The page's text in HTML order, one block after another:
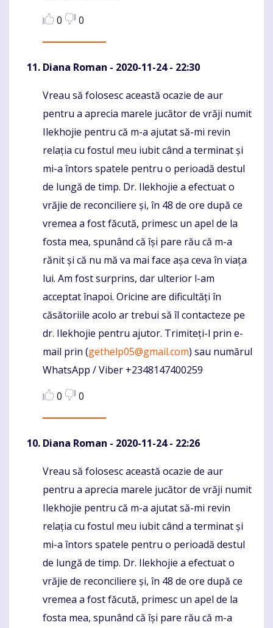
0
0
Diana Roman - 2020-11-24 - 22:30
Komentaras
Vreau să folosesc această ocazie de aur
pentru a aprecia marele jucător de vrăji numit
Ilekhojie pentru că m-a ajutat să-mi revin
relația cu fostul meu iubit când a terminat și
mi-a întors spatele pentru o perioadă destul
de lungă de timp. Dr. Ilekhojie a efectuat o
vrăjie de reconciliere și, în 48 de ore după ce
vremea a fost făcută, primesc un apel de la
fosta mea, spunând că își pare rău că m-a
rănit și că nu mă va mai face așa ceva în viața
lui. Am fost surprins, dar ulterior l-am
acceptat înapoi. Oricine are dificultăți în
căsătoriile acolo ar trebui să îl contacteze pe
dr. Ilekhojie pentru ajutor. Trimiteți-l prin e-
mail prin (gethelp05@gmail.com) sau numărul
WhatsApp / Viber +2348147400259
0
0
Diana Roman - 2020-11-24 - 22:26
Komentaras
Vreau să folosesc această ocazie de aur
pentru a aprecia marele jucător de vrăji numit
Ilekhojie pentru că m-a ajutat să-mi revin
relația cu fostul meu iubit când a terminat și
mi-a întors spatele pentru o perioadă destul
de lungă de timp. Dr. Ilekhojie a efectuat o
vrăjie de reconciliere și, în 48 de ore după ce
vremea a fost făcută, primesc un apel de la
fosta mea, spunând că își pare rău că m-a